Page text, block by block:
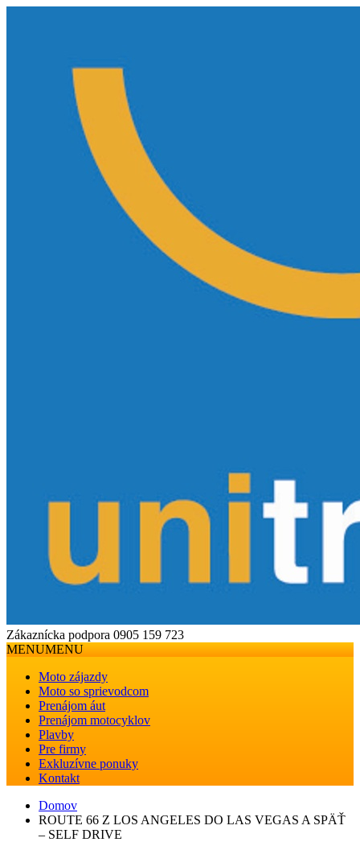
Zákaznícka podpora 0905 159 723
MENUMENU
Moto zájazdy
Moto so sprievodcom
Prenájom áut
Prenájom motocyklov
Plavby
Pre firmy
Exkluzívne ponuky
Kontakt
Domov
ROUTE 66 Z LOS ANGELES DO LAS VEGAS A SPÄŤ
– SELF DRIVE